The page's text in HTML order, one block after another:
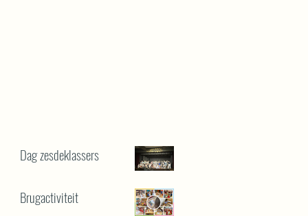
Dag zesdeklassers
Brugactiviteit